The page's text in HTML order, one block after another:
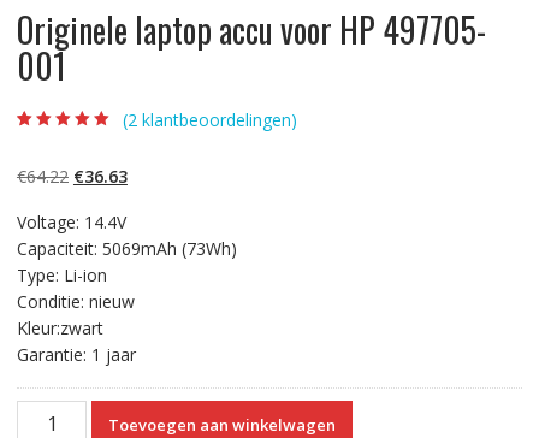
Originele laptop accu voor HP 497705-
001
gebaseerd op
klantbeoordelinge
(2 klantbeoordelingen)
€64.22 Oorspronkelijke
was:
€64.22.
€36.63Huidige
€36.63.
Voltage: 14.4V
Capaciteit: 5069mAh (73Wh)
Type: Li-ion
Conditie: nieuw
Kleur:zwart
Garantie: 1 jaar
Originele
Toevoegen aan winkelwagen